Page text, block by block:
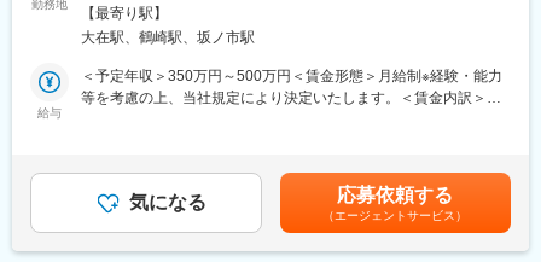
・遠方取引先への出張対応（平均月1～2回、全国の観光地を訪
問）
取引先の約9割が卸問屋であり、関係構築や継続的な提案が重要な
■扱う商品・ブランド：
・修学旅行向けご当地土産シリーズ
・水族館・動物園向け「推しいろ」シリーズ
案する仕事です。
＜具体的には＞
・お客様先：日本製鉄、JFEスチール、三菱重工業などになりま
・購入品の納品
・見積書や必要書類の作成
勤務地
煙変更の範囲：会社の定める事業所
【最寄り駅】
大在駅、鶴崎駅、坂ノ市駅
給与
＜予定年収＞350万円～500万円＜賃金形態＞月給制※経験・能力
等を考慮の上、当社規定により決定いたします。＜賃金内訳＞月
を含む）＜昇給有無＞有＜残業手当＞有＜給与補足＞■賞与：年2
回（7月、12月）※平均支給額6ヶ月分■昇給：年1回■年収例：年収
800万円／40歳年収540万円／30歳年収375万円／24歳賃金はあ
くまでも目安の金額であり、選考を通じて上下する可能性があり
気になる 応募依頼する
（エージェントサービス）